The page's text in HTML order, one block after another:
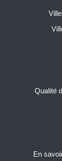
En
Qualité